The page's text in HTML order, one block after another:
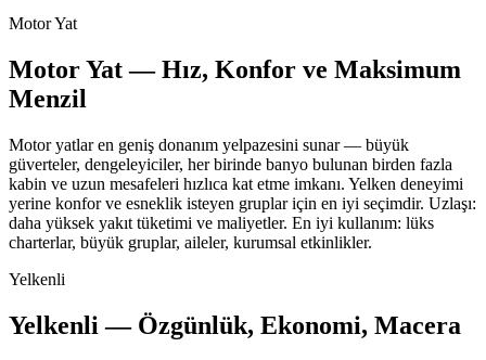
Motor Yat
Motor Yat — Hız, Konfor ve Maksimum
Menzil
Motor yatlar en geniş donanım yelpazesini sunar — büyük
güverteler, dengeleyiciler, her birinde banyo bulunan birden fazla
kabin ve uzun mesafeleri hızlıca kat etme imkanı. Yelken deneyimi
yerine konfor ve esneklik isteyen gruplar için en iyi seçimdir. Uzlaşı:
daha yüksek yakıt tüketimi ve maliyetler. En iyi kullanım: lüks
charterlar, büyük gruplar, aileler, kurumsal etkinlikler.
Yelkenli
Yelkenli — Özgünlük, Ekonomi, Macera